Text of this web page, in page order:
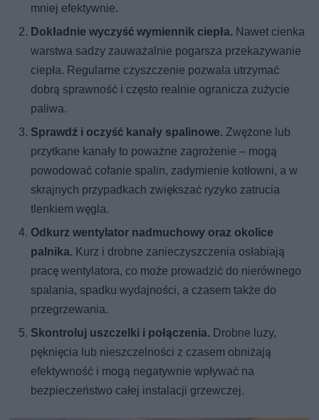
mniej efektywnie.
Dokładnie wyczyść wymiennik ciepła. Nawet cienka
warstwa sadzy zauważalnie pogarsza przekazywanie
ciepła. Regularne czyszczenie pozwala utrzymać
dobrą sprawność i często realnie ogranicza zużycie
paliwa.
Sprawdź i oczyść kanały spalinowe. Zwężone lub
przytkane kanały to poważne zagrożenie – mogą
powodować cofanie spalin, zadymienie kotłowni, a w
skrajnych przypadkach zwiększać ryzyko zatrucia
tlenkiem węgla.
Odkurz wentylator nadmuchowy oraz okolice
palnika. Kurz i drobne zanieczyszczenia osłabiają
pracę wentylatora, co może prowadzić do nierównego
spalania, spadku wydajności, a czasem także do
przegrzewania.
Skontroluj uszczelki i połączenia. Drobne luzy,
pęknięcia lub nieszczelności z czasem obniżają
efektywność i mogą negatywnie wpływać na
bezpieczeństwo całej instalacji grzewczej.